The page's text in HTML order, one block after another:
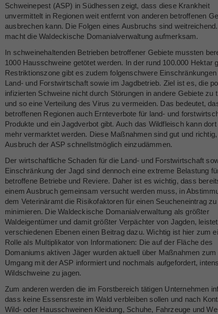
Schweinepest (ASP) in Südhessen zeigt, dass diese Krankheit
unvermittelt in Regionen weit entfernt von anderen betroffenen
ausbrechen kann. Die Folgen eines Ausbruchs sind
macht die Waldeckische Domanialverwaltung aufmerksam.
In schweinehaltenden Betrieben betroffener Gebiete mussten
1000 Hausschweine getötet werden. In der rund 100.000 Hektar
Restriktionszone gibt es zudem folgenschwere Einschränkungen
Land- und Forstwirtschaft sowie im Jagdbetrieb. Ziel ist es, die
infizierten Schweine nicht durch Störungen in andere Gebiete zu
und so eine Verteilung des Virus zu vermeiden. Das bedeutet,
betroffenen Regionen auch Ernteverbote für land- und
Produkte und ein Jagdverbot gibt. Auch das Wildfleisch kann
mehr vermarktet werden. Diese Maßnahmen sind gut und
Ausbruch der ASP schnellstmöglich einzudämmen.
Der wirtschaftliche Schaden für die Land- und Forstwirtschaft
Einschränkung der Jagd sind dennoch eine extreme Belastung
betroffene Betriebe und Reviere. Daher ist es wichtig, dass
einem Ausbruch gemeinsam versucht werden muss, in
dem Veterinäramt die Risikofaktoren für einen Seucheneintrag zu
minimieren. Die Waldeckische Domanialverwaltung als größter
Waldeigentümer und damit größter Verpächter von Jagden,
verschiedenen Ebenen einen Beitrag dazu. Wichtig ist hier zum
Rolle als Multiplikator von Informationen: Die auf der Fläche des
Domaniums aktiven Jäger wurden aktuell über Maßnahmen zum
Umgang mit der ASP informiert und nochmals aufgefordert,
Wildschweine zu jagen.
Zum anderen werden die im Forstbereich tätigen Unternehmen
dass keine Essensreste im Wald verbleiben sollen und nach
Wild- oder Hausschweinen Kleidung, Schuhe, Fahrzeuge und